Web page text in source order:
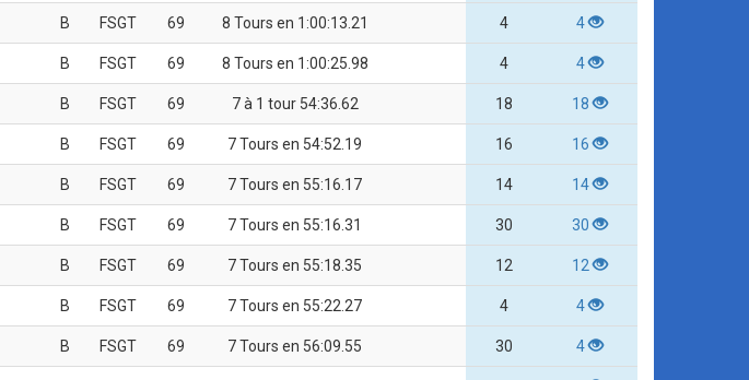
B FSGT 69 8 Tours en 1:00:13.21 4 4
B FSGT 69 8 Tours en 1:00:25.98 4 4
B FSGT 69 7 à 1 tour 54:36.62 18 18
B FSGT 69 7 Tours en 54:52.19 16 16
B FSGT 69 7 Tours en 55:16.17 14 14
B FSGT 69 7 Tours en 55:16.31 30 30
B FSGT 69 7 Tours en 55:18.35 12 12
B FSGT 69 7 Tours en 55:22.27 4 4
B FSGT 69 7 Tours en 56:09.55 30 4